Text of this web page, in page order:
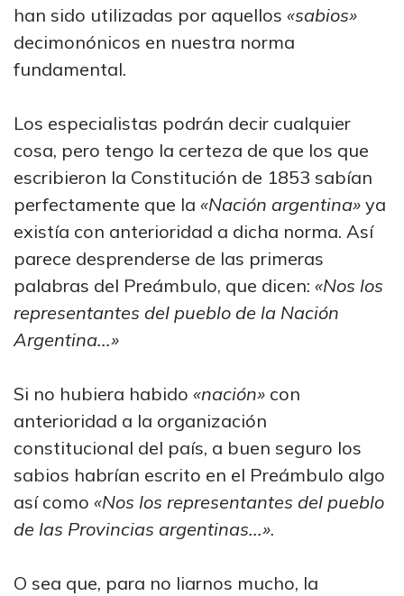
han sido utilizadas por aquellos «sabios»
decimonónicos en nuestra norma
fundamental.
Los especialistas podrán decir cualquier
cosa, pero tengo la certeza de que los que
escribieron la Constitución de 1853 sabían
perfectamente que la «Nación argentina» ya
existía con anterioridad a dicha norma. Así
parece desprenderse de las primeras
palabras del Preámbulo, que dicen: «Nos los
representantes del pueblo de la Nación
Argentina...»
Si no hubiera habido «nación» con
anterioridad a la organización
constitucional del país, a buen seguro los
sabios habrían escrito en el Preámbulo algo
así como «Nos los representantes del pueblo
de las Provincias argentinas...».
O sea que, para no liarnos mucho, la